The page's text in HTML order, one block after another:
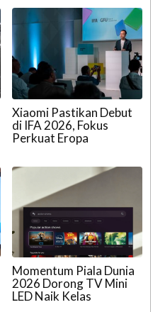
Xiaomi Pastikan Debut
di IFA 2026, Fokus
Perkuat Eropa
Momentum Piala Dunia
2026 Dorong TV Mini
LED Naik Kelas